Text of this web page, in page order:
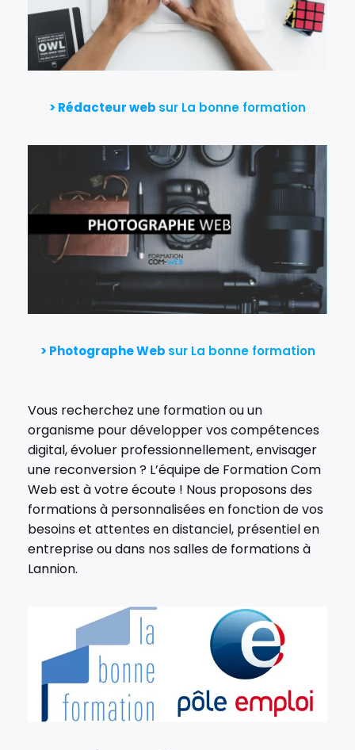
> Rédacteur web sur La bonne formation
> Photographe Web sur La bonne formation
Vous recherchez une formation ou un
organisme pour développer vos compétences
digital, évoluer professionnellement, envisager
une reconversion ? L’équipe de Formation Com
Web est à votre écoute ! Nous proposons des
formations à personnalisées en fonction de vos
besoins et attentes en distanciel, présentiel en
entreprise ou dans nos salles de formations à
Lannion.